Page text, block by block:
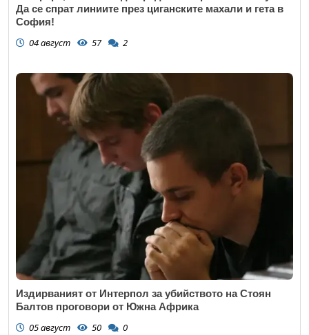
Да се спрат линиите през циганските махали и гета в
София!
04 август 57 2
Издирваният от Интерпол за убийството на Стоян
Балтов проговори от Южна Африка
05 август 50 0